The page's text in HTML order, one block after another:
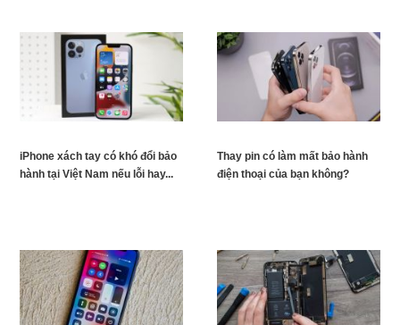
iPhone xách tay có khó đổi bảo
hành tại Việt Nam nếu lỗi hay...
Thay pin có làm mất bảo hành
điện thoại của bạn không?